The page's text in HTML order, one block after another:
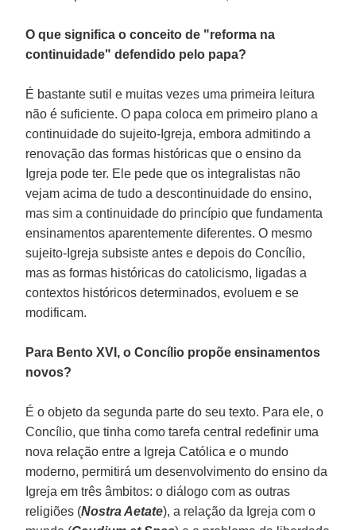
O que significa o conceito de "reforma na
continuidade" defendido pelo papa?
É bastante sutil e muitas vezes uma primeira leitura
não é suficiente. O papa coloca em primeiro plano a
continuidade do sujeito-Igreja, embora admitindo a
renovação das formas históricas que o ensino da
Igreja pode ter. Ele pede que os integralistas não
vejam acima de tudo a descontinuidade do ensino,
mas sim a continuidade do princípio que fundamenta
ensinamentos aparentemente diferentes. O mesmo
sujeito-Igreja subsiste antes e depois do Concílio,
mas as formas históricas do catolicismo, ligadas a
contextos históricos determinados, evoluem e se
modificam.
Para Bento XVI, o Concílio propõe ensinamentos
novos?
É o objeto da segunda parte do seu texto. Para ele, o
Concílio, que tinha como tarefa central redefinir uma
nova relação entre a Igreja Católica e o mundo
moderno, permitirá um desenvolvimento do ensino da
Igreja em três âmbitos: o diálogo com as outras
religiões (Nostra Aetate), a relação da Igreja com o